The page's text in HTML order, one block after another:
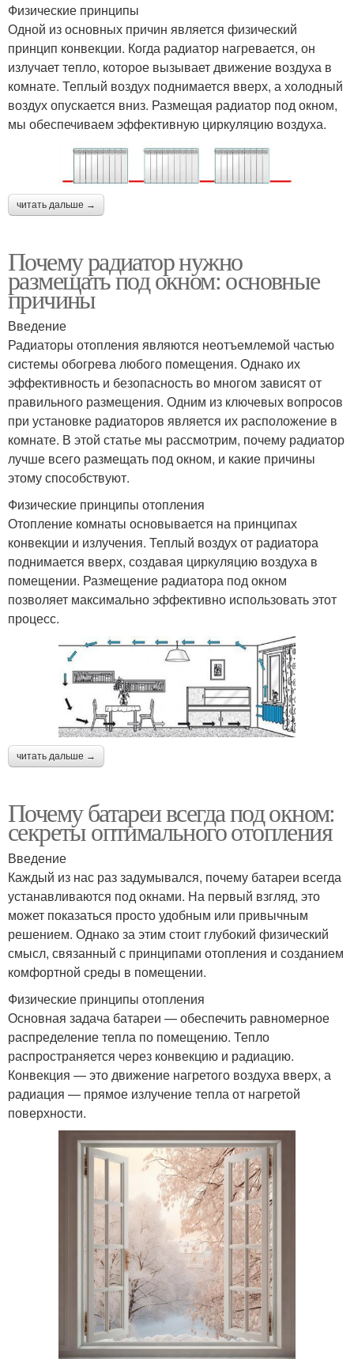
Физические принципы
Одной из основных причин является физический
принцип конвекции. Когда радиатор нагревается, он
излучает тепло, которое вызывает движение воздуха в
комнате. Теплый воздух поднимается вверх, а холодный
воздух опускается вниз. Размещая радиатор под окном,
мы обеспечиваем эффективную циркуляцию воздуха.
читать дальше →
Почему радиатор нужно
размещать под окном: основные
причины
Введение
Радиаторы отопления являются неотъемлемой частью
системы обогрева любого помещения. Однако их
эффективность и безопасность во многом зависят от
правильного размещения. Одним из ключевых вопросов
при установке радиаторов является их расположение в
комнате. В этой статье мы рассмотрим, почему радиатор
лучше всего размещать под окном, и какие причины
этому способствуют.
Физические принципы отопления
Отопление комнаты основывается на принципах
конвекции и излучения. Теплый воздух от радиатора
поднимается вверх, создавая циркуляцию воздуха в
помещении. Размещение радиатора под окном
позволяет максимально эффективно использовать этот
процесс.
читать дальше →
Почему батареи всегда под окном:
секреты оптимального отопления
Введение
Каждый из нас раз задумывался, почему батареи всегда
устанавливаются под окнами. На первый взгляд, это
может показаться просто удобным или привычным
решением. Однако за этим стоит глубокий физический
смысл, связанный с принципами отопления и созданием
комфортной среды в помещении.
Физические принципы отопления
Основная задача батареи — обеспечить равномерное
распределение тепла по помещению. Тепло
распространяется через конвекцию и радиацию.
Конвекция — это движение нагретого воздуха вверх, а
радиация — прямое излучение тепла от нагретой
поверхности.